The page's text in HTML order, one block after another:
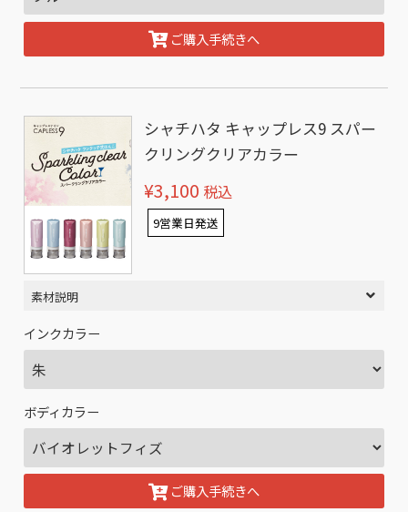
ご購入手続きへ
シャチハタ キャップレス9 スパー
クリングクリアカラー
¥3,100 税込
9営業日発送
素材説明
インクカラー
ボディカラー
ご購入手続きへ